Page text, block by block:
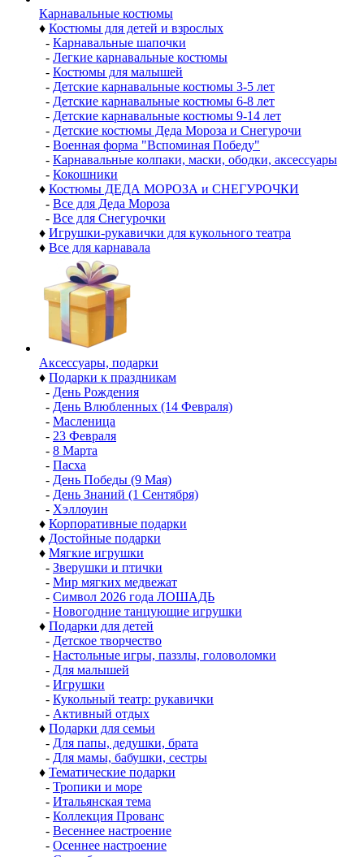
Карнавальные костюмы
♦ Костюмы для детей и взрослых
- Карнавальные шапочки
- Легкие карнавальные костюмы
- Костюмы для малышей
- Детские карнавальные костюмы 3-5 лет
- Детские карнавальные костюмы 6-8 лет
- Детские карнавальные костюмы 9-14 лет
- Детские костюмы Деда Мороза и Снегурочи
- Военная форма "Вспоминая Победу"
- Карнавальные колпаки, маски, ободки, аксессуары
- Кокошники
♦ Костюмы ДЕДА МОРОЗА и СНЕГУРОЧКИ
- Все для Деда Мороза
- Все для Снегурочки
♦ Игрушки-рукавички для кукольного театра
♦ Все для карнавала
Аксессуары, подарки
♦ Подарки к праздникам
- День Рождения
- День Влюбленных (14 Февраля)
- Масленица
- 23 Февраля
- 8 Марта
- Пасха
- День Победы (9 Мая)
- День Знаний (1 Сентября)
- Хэллоуин
♦ Корпоративные подарки
♦ Достойные подарки
♦ Мягкие игрушки
- Зверушки и птички
- Мир мягких медвежат
- Символ 2026 года ЛОШАДЬ
- Новогодние танцующие игрушки
♦ Подарки для детей
- Детское творчество
- Настольные игры, паззлы, головоломки
- Для малышей
- Игрушки
- Кукольный театр: рукавички
- Активный отдых
♦ Подарки для семьи
- Для папы, дедушки, брата
- Для мамы, бабушки, сестры
♦ Тематические подарки
- Тропики и море
- Итальянская тема
- Коллекция Прованс
- Весеннее настроение
- Осеннее настроение